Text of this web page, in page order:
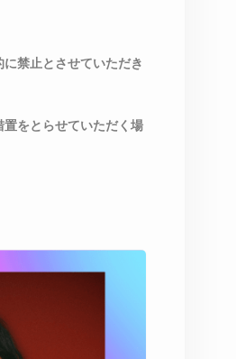
禁止とさせていただき
をとらせていただく場